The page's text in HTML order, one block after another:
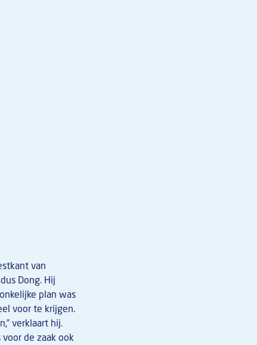
van
Dong. Hij
plan was
voor te krijgen.
verklaart hij.
de zaak ook